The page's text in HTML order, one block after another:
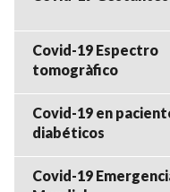
Covid-19 Espectro
tomogràfico
Covid-19 en
diabéticos
Covid-19